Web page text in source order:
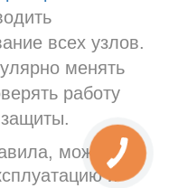
всех узлов.
менять
работу
можно
и